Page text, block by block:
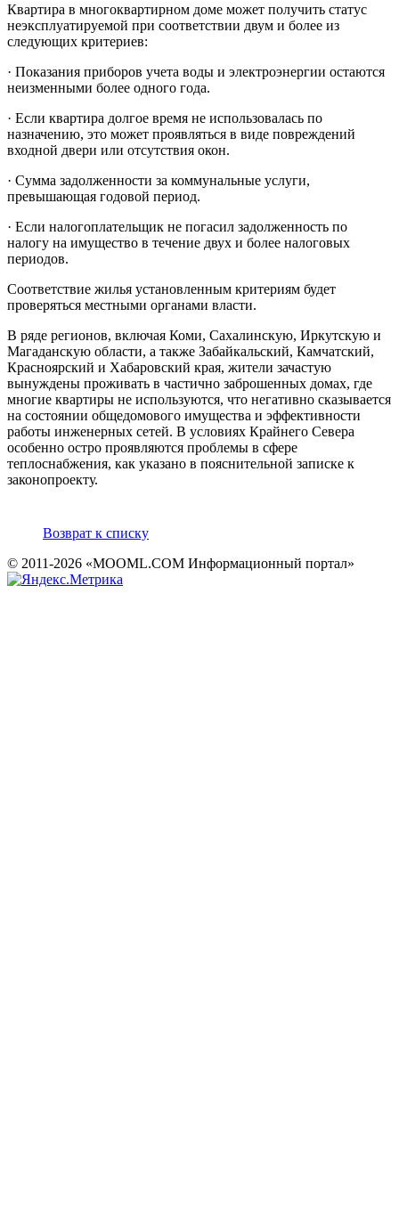
Квартира в многоквартирном доме может получить статус
неэксплуатируемой при соответствии двум и более из
следующих критериев:
· Показания приборов учета воды и электроэнергии остаются
неизменными более одного года.
· Если квартира долгое время не использовалась по
назначению, это может проявляться в виде повреждений
входной двери или отсутствия окон.
· Сумма задолженности за коммунальные услуги,
превышающая годовой период.
· Если налогоплательщик не погасил задолженность по
налогу на имущество в течение двух и более налоговых
периодов.
Соответствие жилья установленным критериям будет
проверяться местными органами власти.
В ряде регионов, включая Коми, Сахалинскую, Иркутскую и
Магаданскую области, а также Забайкальский, Камчатский,
Красноярский и Хабаровский края, жители зачастую
вынуждены проживать в частично заброшенных домах, где
многие квартиры не используются, что негативно сказывается
на состоянии общедомового имущества и эффективности
работы инженерных сетей. В условиях Крайнего Севера
особенно остро проявляются проблемы в сфере
теплоснабжения, как указано в пояснительной записке к
законопроекту.
Возврат к списку
© 2011-2026 «MOOML.COM Информационный портал»